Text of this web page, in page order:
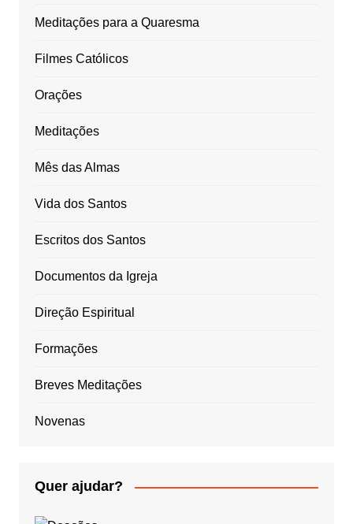
Meditações para a Quaresma
Filmes Católicos
Orações
Meditações
Mês das Almas
Vida dos Santos
Escritos dos Santos
Documentos da Igreja
Direção Espiritual
Formações
Breves Meditações
Novenas
Quer ajudar?